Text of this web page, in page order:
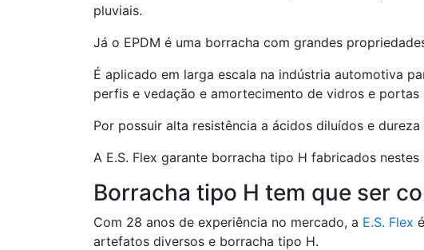
pluviais.
Já o EPDM é uma borracha com grandes
É aplicado em larga escala na indústria automotiva
perfis e vedação e amortecimento de vidros e portas
Por possuir alta resistência a ácidos diluídos e
A E.S. Flex garante borracha tipo H fabricados
Borracha tipo H tem que ser
Com 28 anos de experiência no mercado, a E.S. Flex
artefatos diversos e borracha tipo H.